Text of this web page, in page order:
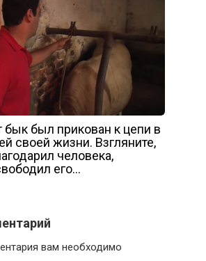
бык был прикован к цепи в
своей жизни. Взгляните,
человека,
его…
вам необходимо